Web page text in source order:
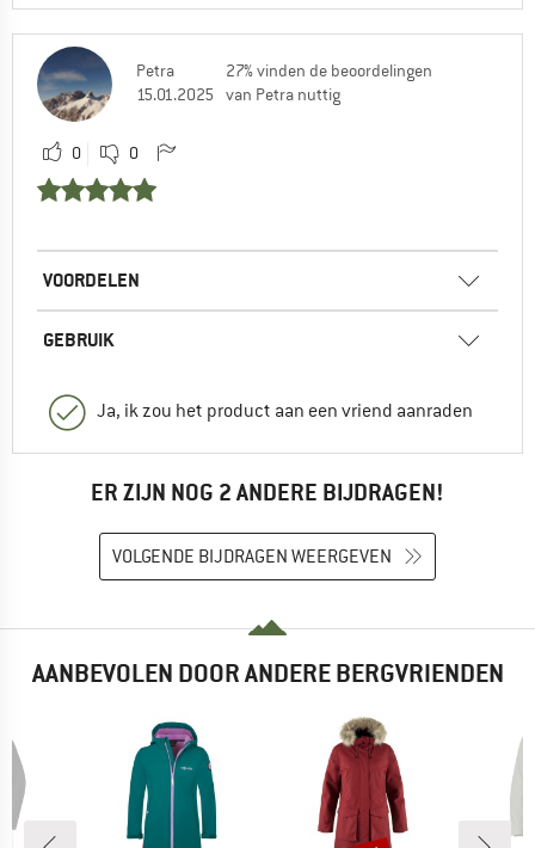
Petra
15.01.2025
27% vinden de beoordelingen
van Petra nuttig
0 0
VOORDELEN
GEBRUIK
Ja, ik zou het product aan een vriend aanraden
ER ZIJN NOG 2 ANDERE BIJDRAGEN!
VOLGENDE BIJDRAGEN WEERGEVEN
AANBEVOLEN DOOR ANDERE BERGVRIENDEN